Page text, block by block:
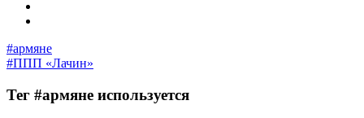
#армяне
#ППП «Лачин»
Тег #армяне используется